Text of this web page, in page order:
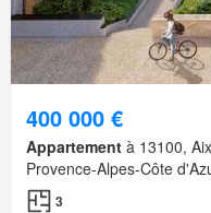
400 000 €
Appartement à 13100,
Provence-Alpes-Côte
3